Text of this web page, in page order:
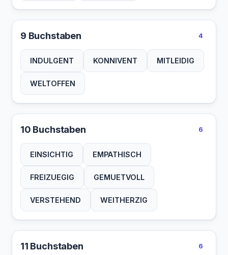
9 Buchstaben 4
INDULGENT KONNIVENT MITLEIDIG
WELTOFFEN
10 Buchstaben 6
EINSICHTIG EMPATHISCH
FREIZUEGIG GEMUETVOLL
VERSTEHEND WEITHERZIG
11 Buchstaben 6